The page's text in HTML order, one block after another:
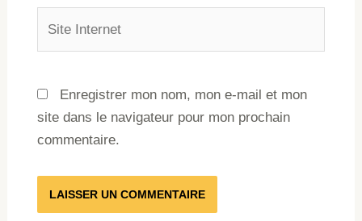
Enregistrer mon nom, mon e-mail et mon
site dans le navigateur pour mon prochain
commentaire.